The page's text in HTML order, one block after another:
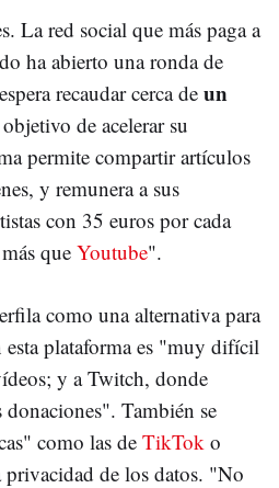
La red social que más paga a
ha abierto una ronda de
recaudar cerca de un
de acelerar su
permite compartir artículos
y remunera a sus
con 35 euros por cada
que Youtube".
como una alternativa para
esta plataforma es "muy difícil
y a Twitch, donde
También se
como las de TikTok o
privacidad de los datos. "No